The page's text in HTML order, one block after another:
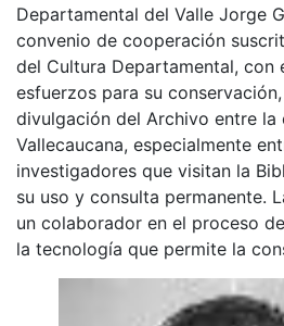
Departamental del Valle Jorge
convenio de cooperación
del Cultura Departamental, con
esfuerzos para su
divulgación del Archivo entre la
Vallecaucana, especialmente
investigadores que visitan la
su uso y consulta permanente.
un colaborador en el proceso
la tecnología que permite la